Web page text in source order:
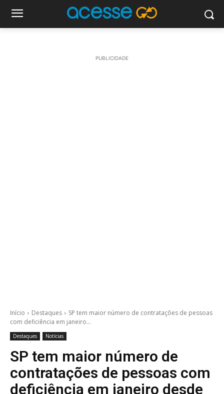
PUBLICIDADE
Início Destaques
SP tem maior número de contratações de pessoas
com deficiência em janeiro...
Destaques Notícias
SP tem maior número de
contratações de pessoas com
deficiência em janeiro desde